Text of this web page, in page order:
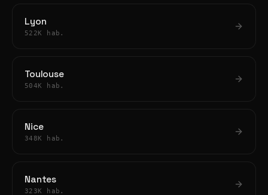
Lyon
522K hab.
Toulouse
504K hab.
Nice
348K hab.
Nantes
323K hab.